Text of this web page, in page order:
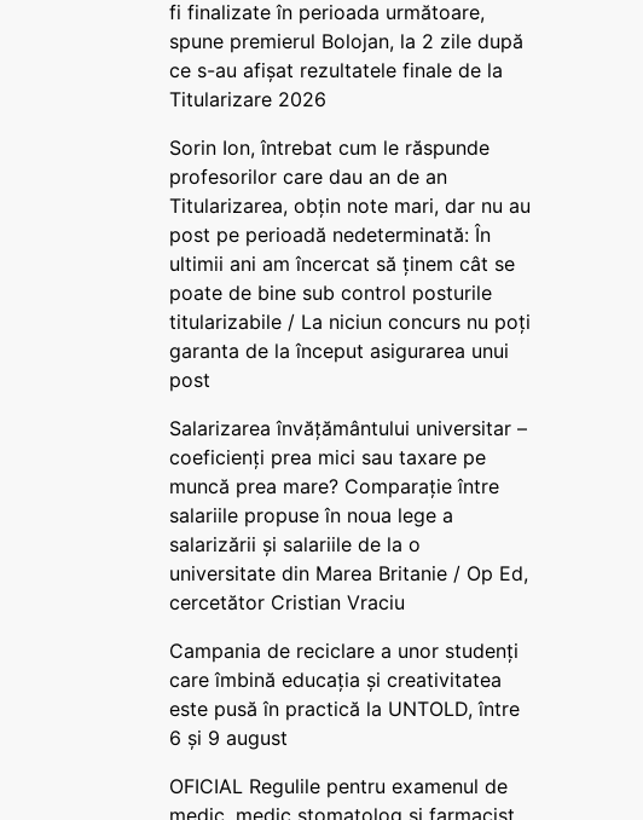
fi finalizate în perioada următoare,
spune premierul Bolojan, la 2 zile după
ce s-au afișat rezultatele finale de la
Titularizare 2026
Sorin Ion, întrebat cum le răspunde
profesorilor care dau an de an
Titularizarea, obțin note mari, dar nu au
post pe perioadă nedeterminată: În
ultimii ani am încercat să ținem cât se
poate de bine sub control posturile
titularizabile / La niciun concurs nu poți
garanta de la început asigurarea unui
post
Salarizarea învățământului universitar –
coeficienți prea mici sau taxare pe
muncă prea mare? Comparație între
salariile propuse în noua lege a
salarizării și salariile de la o
universitate din Marea Britanie / Op Ed,
cercetător Cristian Vraciu
Campania de reciclare a unor studenți
care îmbină educația și creativitatea
este pusă în practică la UNTOLD, între
6 și 9 august
OFICIAL Regulile pentru examenul de
medic, medic stomatolog și farmacist